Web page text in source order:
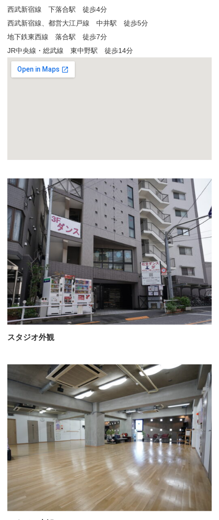
西武新宿線 下落合駅 徒歩4分
西武新宿線、都営大江戸線 中井駅 徒歩5分
地下鉄東西線 落合駅 徒歩7分
JR中央線・総武線 東中野駅 徒歩14分
スタジオ外観